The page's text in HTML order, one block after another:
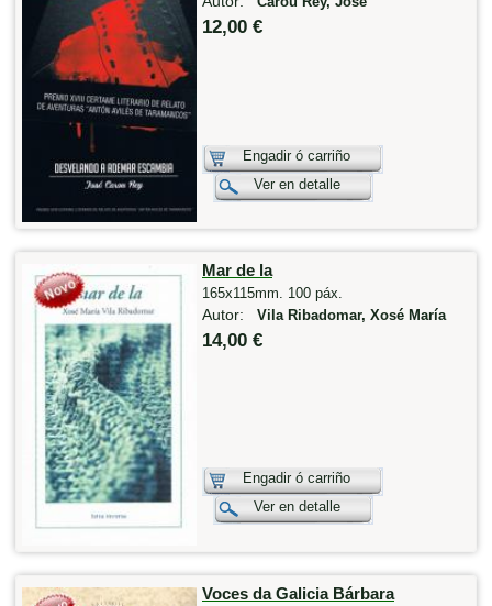
12,00 €
Engadir ó carriño
Ver en detalle
Mar de la
165x115mm. 100 páx.
Autor: Vila Ribadomar, Xosé María
14,00 €
Engadir ó carriño
Ver en detalle
Voces da Galicia Bárbara